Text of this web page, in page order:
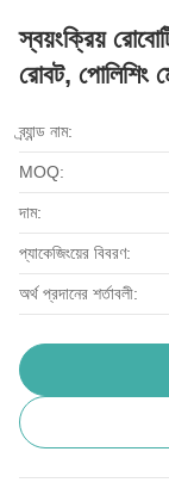
স্বয়ংক্রিয়
রোবট, পোলিশিং
ব্র্যান্ড নাম:
MOQ:
দাম:
প্যাকেজিংয়ের বিবরণ:
অর্থ প্রদানের শর্তাবলী: